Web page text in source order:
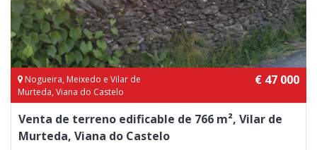
Nogueira, Meixedo e Vilar de
Murteda, Viana do Castelo
€ 47 000
Venta de terreno edificable de 766 m², Vilar de
Murteda, Viana do Castelo